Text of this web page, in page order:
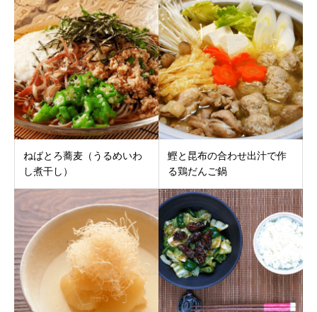
ねばとろ蕎麦（うるめいわ
し煮干し）
鰹と昆布の合わせ出汁で作
る鶏だんご鍋